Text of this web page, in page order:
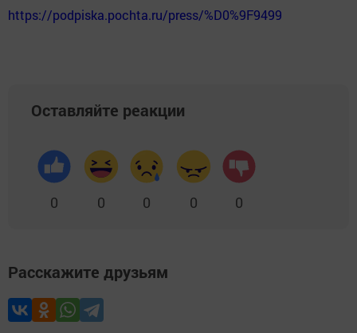
https://podpiska.pochta.ru/press/%D0%9F9499
Оставляйте реакции
0 0 0 0 0
Расскажите друзьям